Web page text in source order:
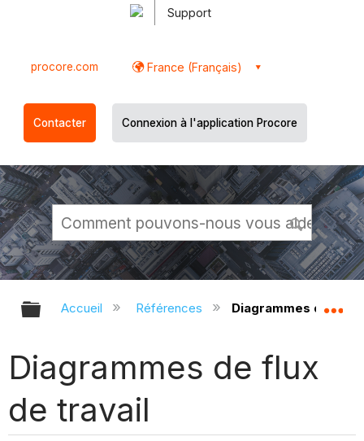
Support
procore.com France (Français)
Contacter Connexion à l'application Procore
Développer/réduire la hiérarchie
Accueil Références Diagrammes de flux
Diagrammes de flux
de travail